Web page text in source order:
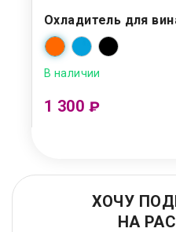
Охладитель для
В наличии
1 300 ₽
ХОЧУ
НА